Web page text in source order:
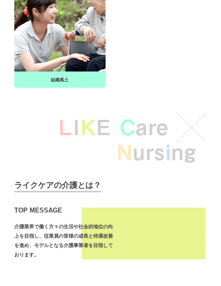
組織風土
ライクケアの介護とは？
TOP MESSAGE
介護業界で働く方々の生活や社会的地位の向
上を目指し、従業員の皆様の成長と待遇改善
を進め、モデルとなる介護事業者を目指して
おります。